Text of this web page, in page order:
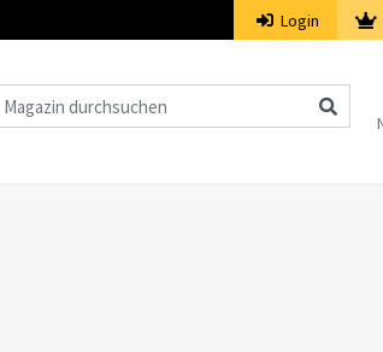
Login